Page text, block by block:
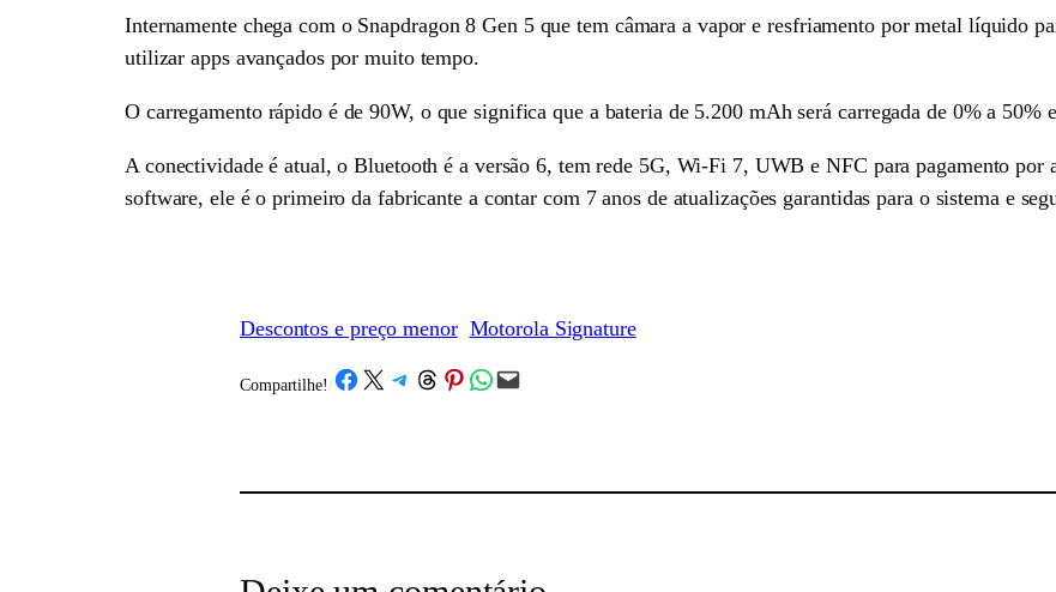
Internamente chega com o Snapdragon 8 Gen 5 que tem câmara a vapor e resfriamento por metal líquido
utilizar apps avançados por muito tempo.
O carregamento rápido é de 90W, o que significa que a bateria de 5.200 mAh será carregada de 0% a 50%
A conectividade é atual, o Bluetooth é a versão 6, tem rede 5G, Wi-Fi 7, UWB e NFC para pagamento por
software, ele é o primeiro da fabricante a contar com 7 anos de atualizações garantidas para o sistema e
Descontos e preço menor Motorola Signature
Compartilhe!/Share on Facebook
Share on X Share on Telegram
Share on Threads
Share on Pinterest
Share on WhatsApp
Email this Page